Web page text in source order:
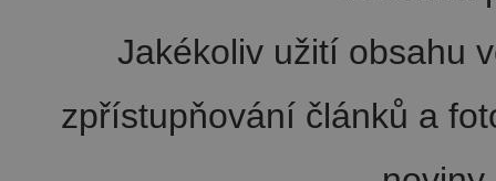
Jakékoliv užití obsahu
zpřístupňování článků a